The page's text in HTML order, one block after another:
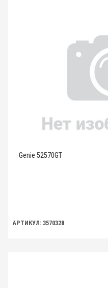
Genie 52570GT
АРТИКУЛ: 3570328